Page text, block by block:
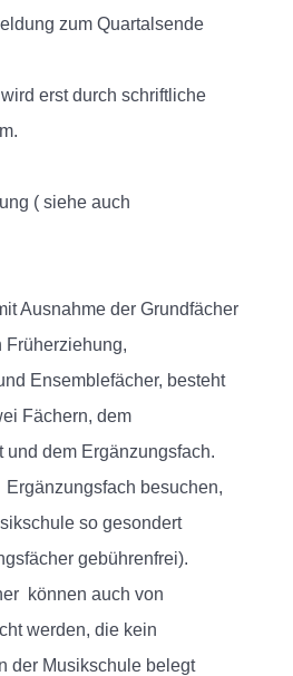
zum Quartalsende
erst durch schriftliche
( siehe auch
Ausnahme der Grundfächer
Früherziehung,
Ensemblefächer, besteht
Fächern, dem
und dem Ergänzungsfach.
besuchen,
so gesondert
gebührenfrei).
können auch von
werden, die kein
der Musikschule belegt